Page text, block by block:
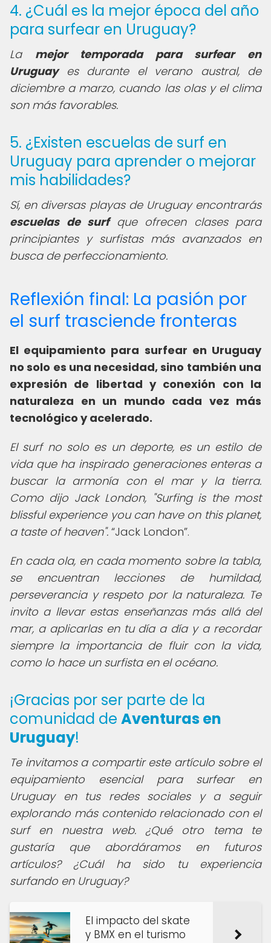
4. ¿Cuál es la mejor época del año
para surfear en Uruguay?
La mejor temporada para surfear en
Uruguayes durante el verano austral, de
diciembre a marzo, cuando las olas y el clima
son más favorables.
5. ¿Existen escuelas de surf en
Uruguay para aprender o mejorar
mis habilidades?
Sí, en diversas playas de Uruguay encontrarás
escuelas de surfque ofrecen clases para
principiantes y surfistas más avanzados en
busca de perfeccionamiento.
Reflexión final: La pasión por
el surf trasciende fronteras
El equipamiento para surfear en Uruguay
no solo es una necesidad, sino también una
expresión de libertad y conexión con la
naturaleza en un mundo cada vez más
tecnológico y acelerado.
El surf no solo es un deporte, es un estilo de
vida que ha inspirado generaciones enteras a
buscar la armonía con el mar y la tierra.
Como dijo Jack London, "Surfing is the most
blissful experience you can have on this planet,
a taste of heaven". Jack London .
En cada ola, en cada momento sobre la tabla,
se encuentran lecciones de humildad,
perseverancia y respeto por la naturaleza. Te
invito a llevar estas enseñanzas más allá del
mar, a aplicarlas en tu día a día y a recordar
siempre la importancia de fluir con la vida,
como lo hace un surfista en el océano.
¡Gracias por ser parte de la
comunidad de Aventuras en
Uruguay!
Te invitamos a compartir este artículo sobre el
equipamiento esencial para surfear en
Uruguay en tus redes sociales y a seguir
explorando más contenido relacionado con el
surf en nuestra web. ¿Qué otro tema te
gustaría que abordáramos en futuros
artículos? ¿Cuál ha sido tu experiencia
surfando en Uruguay?
El impacto del skate
y BMX en el turismo